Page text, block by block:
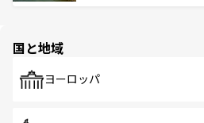
で、ホーカーズは地元の風
国と地域
ヨーロッパ